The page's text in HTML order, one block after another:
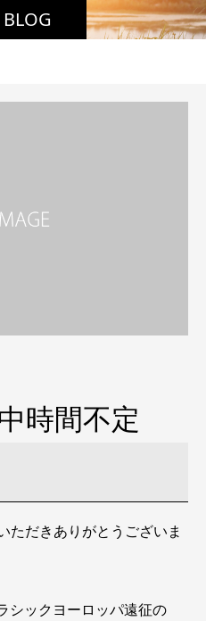
時間不定
ただきありがとうございま
ックヨーロッパ遠征の